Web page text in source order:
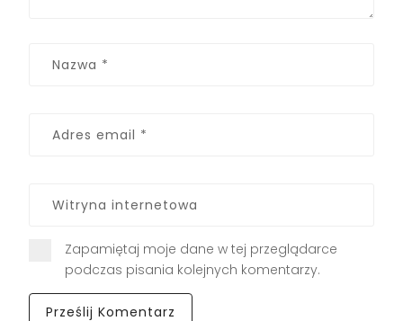
Zapamiętaj moje dane w tej przeglądarce
podczas pisania kolejnych komentarzy.